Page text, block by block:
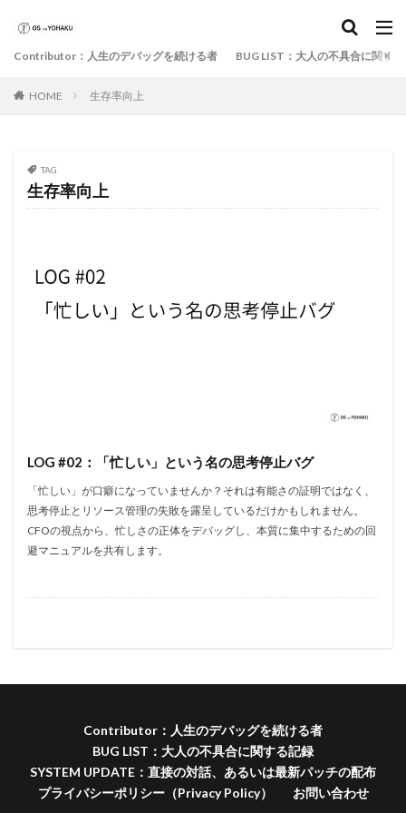
Contributor：人生のデバッグを続ける者 BUG LIST：大人の不具合に関す
HOME 生存率向上
TAG
生存率向上
LOG #02：「忙しい」という名の思考停止バグ
「忙しい」が口癖になっていませんか？それは有能さの証明ではなく、
思考停止とリソース管理の失敗を露呈しているだけかもしれません。
CFOの視点から、忙しさの正体をデバッグし、本質に集中するための回
避マニュアルを共有します。
Contributor：人生のデバッグを続ける者
BUG LIST：大人の不具合に関する記録
SYSTEM UPDATE：直接の対話、あるいは最新パッチの配布
プライバシーポリシー（Privacy Policy）
お問い合わせ